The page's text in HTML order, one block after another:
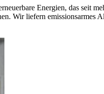
Energien, das seit
Wir liefern